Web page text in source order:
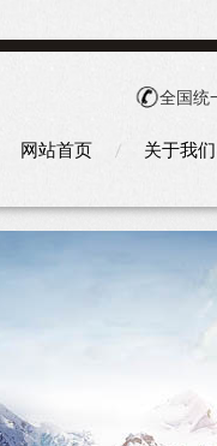
全国统
网站首页 关于我们